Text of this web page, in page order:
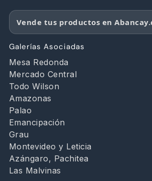
Vende tus productos en
Galerías Asociadas
Mesa Redonda
Mercado Central
Todo Wilson
Amazonas
Palao
Emancipación
Grau
Montevideo y Leticia
Azángaro, Pachitea
Las Malvinas